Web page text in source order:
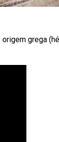
grega